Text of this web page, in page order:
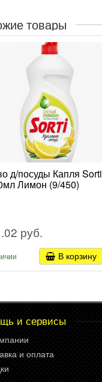
товары
д/посуды Капля Sorti
Лимон (9/450)
руб.
В корзину
и сервисы
и оплата